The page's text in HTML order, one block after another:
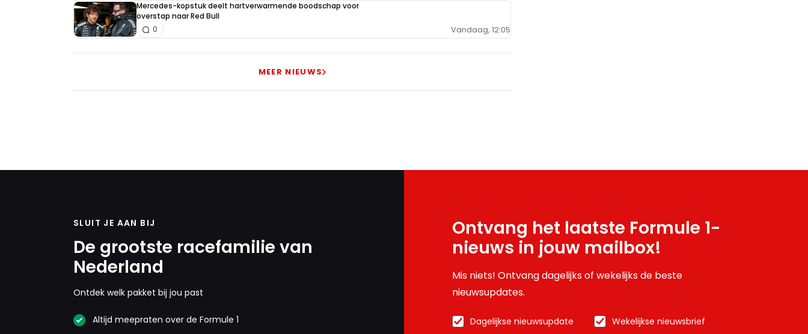
Mercedes-kopstuk deelt hartverwarmende boodschap voor
overstap naar Red Bull
Vandaag, 12:05
0
MEER NIEUWS
SLUIT JE AAN BIJ
De grootste racefamilie van
Nederland
Ontdek welk pakket bij jou past
Altijd meepraten over de Formule 1
Ontvang het laatste Formule 1-
nieuws in jouw mailbox!
Mis niets! Ontvang dagelijks of wekelijks de beste
nieuwsupdates.
Dagelijkse nieuwsupdate Wekelijkse nieuwsbrief